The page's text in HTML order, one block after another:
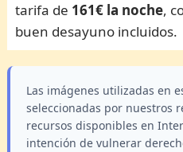
tarifa de 161€ la noche,
buen desayuno incluidos.
Las imágenes utilizadas en
seleccionadas por nuestros
recursos disponibles en
intención de vulnerar